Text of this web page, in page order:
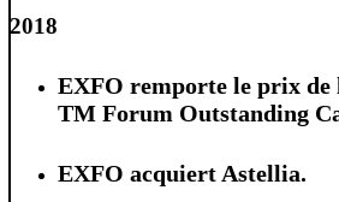
2018
EXFO remporte le prix de
TM Forum Outstanding
EXFO acquiert Astellia.